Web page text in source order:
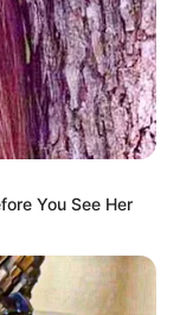
Biały
Po eksplozji
te słowa –
To zaszokuje
You See Her